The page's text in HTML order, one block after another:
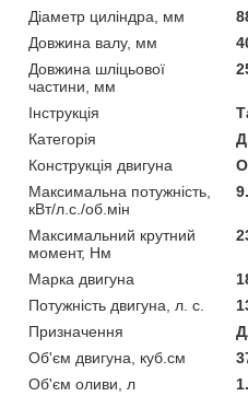
Діаметр циліндра, мм
Довжина валу, мм
Довжина шліцьової
частини, мм
Інструкція
Категорія
Конструкція двигуна
Максимальна потужність,
кВт/л.с./об.мін
Максимальний крутний
момент, Нм
Марка двигуна
Потужність двигуна, л. с.
Призначення
Об'єм двигуна, куб.см
Об'єм оливи, л